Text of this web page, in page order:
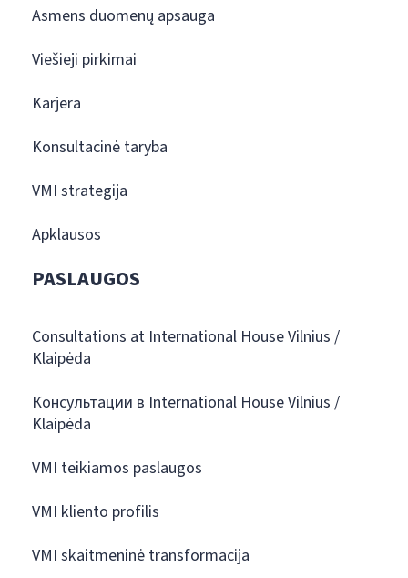
Asmens duomenų apsauga
Viešieji pirkimai
Karjera
Konsultacinė taryba
VMI strategija
Apklausos
PASLAUGOS
Consultations at International House Vilnius /
Klaipėda
Консультации в International House Vilnius /
Klaipėda
VMI teikiamos paslaugos
VMI kliento profilis
VMI skaitmeninė transformacija